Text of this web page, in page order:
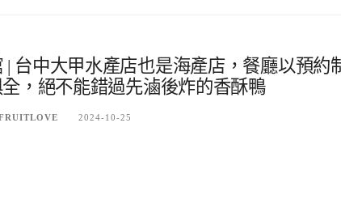
| 台中大甲水產店也是海產店，餐廳以預約
，絕不能錯過先滷後炸的香酥鴨
2024-10-25